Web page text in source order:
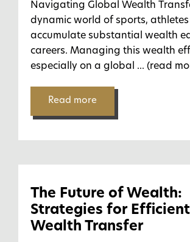
Navigating Global Wealth
dynamic world of sports,
accumulate substantial wealth
careers. Managing this wealth
especially on a global ... (read
Read more
The Future of Wealth:
Strategies for Efficient
Wealth Transfer